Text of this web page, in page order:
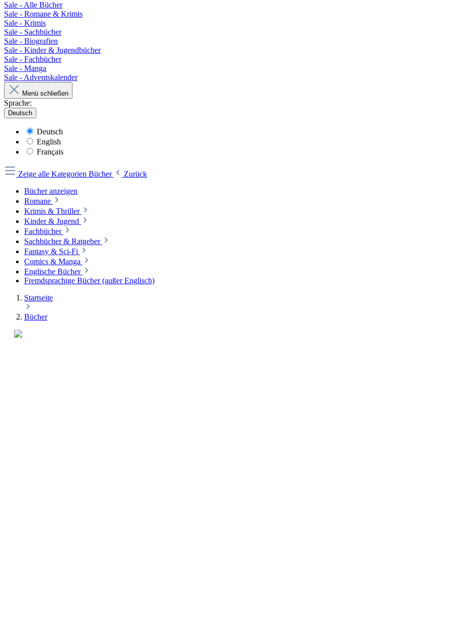
Sale - Alle Bücher
Sale - Romane & Krimis
Sale - Krimis
Sale - Sachbücher
Sale - Biografien
Sale - Kinder & Jugendbücher
Sale - Fachbücher
Sale - Manga
Sale - Adventskalender
Menü schließen
Sprache:
Deutsch
Deutsch
English
Français
Zeige alle Kategorien Bücher
Zurück
Bücher anzeigen
Romane
Krimis & Thriller
Kinder & Jugend
Fachbücher
Sachbücher & Ratgeber
Fantasy & Sci-Fi
Comics & Manga
Englische Bücher
Fremdsprachige Bücher (außer Englisch)
Startseite
Bücher